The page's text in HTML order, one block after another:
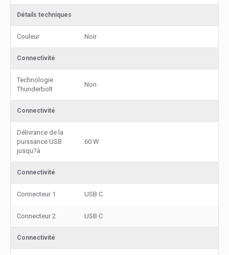
Détails techniques
Couleur Noir
Connectivité
Technologie
Thunderbolt
Non
Connectivité
Délivrance de la
puissance USB
jusqu?à
60 W
Connectivité
Connecteur 1 USB C
Connecteur 2 USB C
Connectivité